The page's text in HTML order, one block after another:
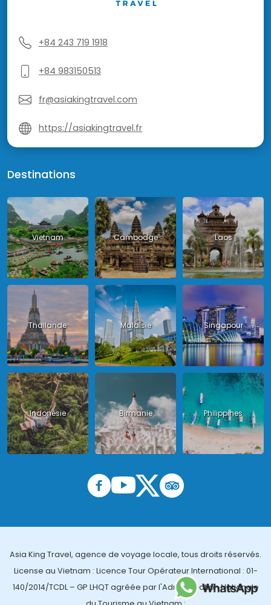
+84 243 719 1918
+84 983150513
fr@asiakingtravel.com
https://asiakingtravel.fr
Destinations
Vietnam Cambodge Laos
Thailande Malaisie Singapour
Indonésie Birmanie Philippines
Asia King Travel, agence de voyage locale, tous droits réservés.
License au Vietnam : Licence Tour Opérateur International : 01-
140/2014/TCDL – GP LHQT agréée par l'Administration Nationale